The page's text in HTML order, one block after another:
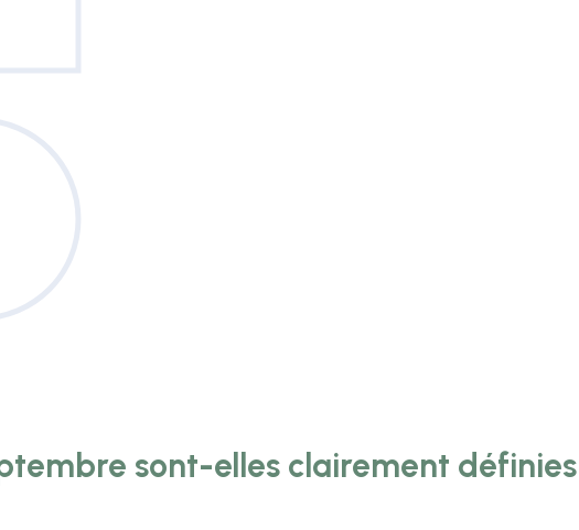
sont-elles clairement